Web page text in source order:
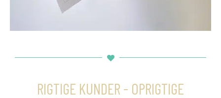
RIGTIGE KUNDER - OPRIGTIGE